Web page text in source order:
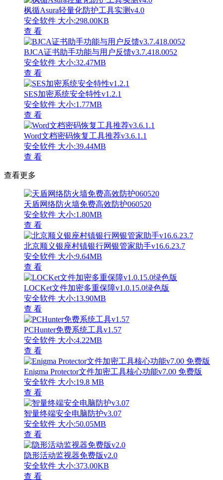
枫循Asura轻量化防护工具实测v4.0
安全软件 大小:298.00KB
查 看
BJCA证书助手功能与用户反馈v3.7.418.0052
安全软件 大小:32.47MB
查 看
SES加密系统安全特性v1.2.1
安全软件 大小:1.77MB
查 看
Word文档密码恢复工具推荐v3.6.1.1
安全软件 大小:39.44MB
查 看
查看更多
天盾网络防火墙免费高效防护060520
安全软件 大小:1.80MB
查 看
北京顺义银座村镇银行网银管家助手v16.6.23.7
安全软件 大小:9.64MB
查 看
LOCKet文件加密多重保障v1.0.15.0绿色版
安全软件 大小:13.90MB
查 看
PCHunter免费系统工具v1.57
安全软件 大小:4.22MB
查 看
Enigma Protector文件加密工具核心功能v7.00 免费版
安全软件 大小:19.8 MB
查 看
智量终端安全电脑防护v3.07
安全软件 大小:50.05MB
查 看
隐形活动监视器免费版v2.0
安全软件 大小:373.00KB
查 看